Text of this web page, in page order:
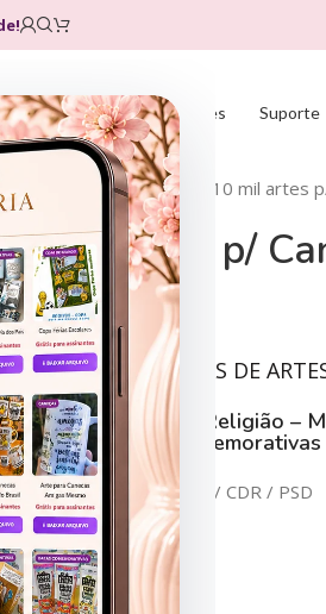
Planos Atualizações Suporte
Sublimação Canecas 10 mil artes
mil artes p/
29,99 R$ 9,99
MAIS DE 80 TEMAS DE
–Profissões – Religião –
Futebol– Datas Comemorativas
Digital: JPG / PNG / CDR / PSD
300dpi